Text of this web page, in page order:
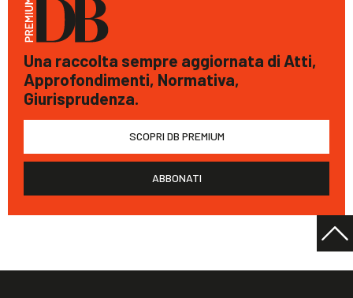
Una raccolta sempre aggiornata di Atti,
Approfondimenti, Normativa,
Giurisprudenza.
SCOPRI DB PREMIUM
ABBONATI